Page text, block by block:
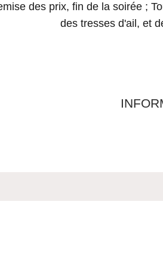
des prix, fin de la soirée ;
des tresses d'ail, et